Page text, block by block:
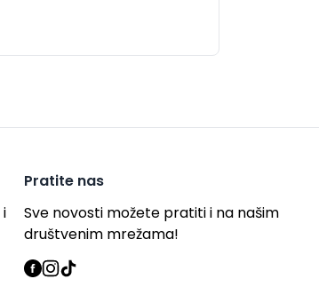
i
Pratite nas
Sve novosti možete pratiti i na našim
društvenim mrežama!